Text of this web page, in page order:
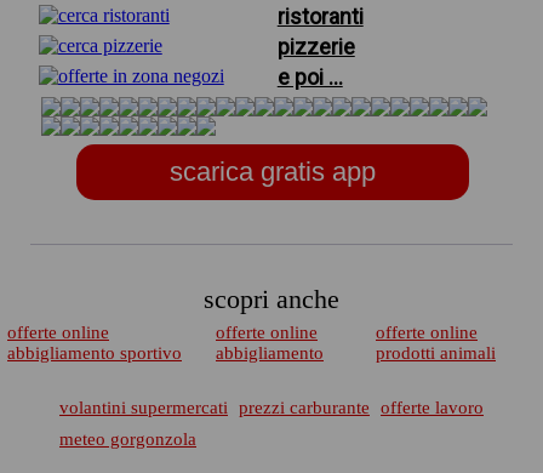
ristoranti
pizzerie
e poi ...
scarica gratis app
scopri anche
offerte online
abbigliamento sportivo
offerte online
abbigliamento
offerte online
prodotti animali
volantini supermercati prezzi carburante
offerte lavoro
meteo gorgonzola